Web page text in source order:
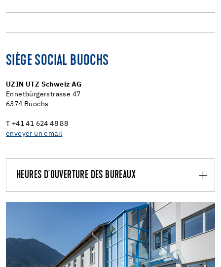
SIÈGE SOCIAL BUOCHS
UZIN UTZ Schweiz AG
Ennetbürgerstrasse 47
6374 Buochs
T +41 41 624 48 88
envoyer un email
HEURES D'OUVERTURE DES BUREAUX